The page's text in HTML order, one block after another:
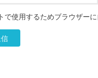
で使用するためブラウザー